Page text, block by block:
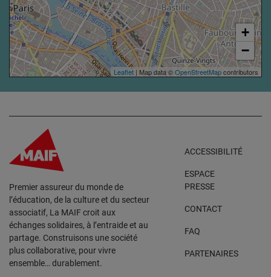
+
−
Leaflet| Map data ©OpenStreetMapcontributors
Premier assureur du monde de
l’éducation, de la culture et du secteur
associatif, La MAIF croit aux
échanges solidaires, à l’entraide et au
partage. Construisons une société
plus collaborative, pour vivre
ensemble… durablement.
ACCESSIBILITÉ
ESPACE
PRESSE
CONTACT
FAQ
PARTENAIRES